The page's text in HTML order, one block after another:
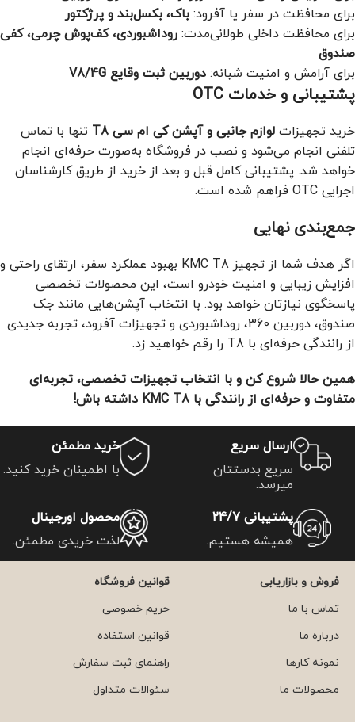
برای محافظت در سفر یا آفرود: باک، بکسل‌بند و پرژکتور
برای محافظت داخلی طولانی‌مدت: روداشبوردی، کف‌پوش چرمی، کفی
صندوق
برای آرامش و امنیت شبانه: دوربین ثبت وقایع V8/4G
پشتیبانی و خدمات OTC
خرید تجهیزات لوازم جانبی و آپشن کی ام سی T8
تنها با تماس
تلفنی انجام می‌شود و نصب در فروشگاه به‌صورت حرفه‌ای انجام
خواهد شد. پشتیبانی کامل قبل و بعد از خرید از طریق کارشناسان
اجرایی OTC فراهم شده است.
جمع‌بندی نهایی
اگر هدف شما از تجهیز KMC T8 بهبود عملکرد سفر، ارتقای راحتی و
افزایش زیبایی و امنیت خودرو است، این محصولات تخصصی
پاسخگوی نیازتان خواهد بود. با انتخاب آپشن‌هایی مانند جک
صندوق، دوربین 360، روداشبوردی و تجهیزات آفرود، تجربه جدیدی
از رانندگی حرفه‌ای با T8 را رقم خواهید زد.
همین حالا شروع کن و با انتخاب تجهیزات تخصصی، تجربه‌ای
متفاوت و حرفه‌ای از رانندگی با KMC T8 داشته باش!
ارسال سریع
سریع بدستتان
میرسد.
خرید مطمئن
با اطمینان خرید کنید.
پشتیبانی 24/7
همیشه هستیم.
محصول اورجینال
لذت خریدی مطمئن.
فروش و بازاریابی
تماس با ما
درباره ما
نمونه کارها
محصولات ما
قوانین فروشگاه
حریم خصوصی
قوانین استفاده
راهنمای ثبت سفارش
سئوالات متداول